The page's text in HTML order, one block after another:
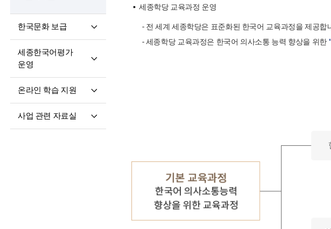
한국문화 보급
말하기 쓰기 대회
세종학당 문화인턴
세종한국어평가
운영
온라인 학습 지원
사업 관련 자료실
세종학당 교육과정 운영
- 전 세계 세종학당은 표준화된 한국어 교육과정을 제공합
- 세종학당 교육과정은 한국어 의사소통 능력 향상을 위한